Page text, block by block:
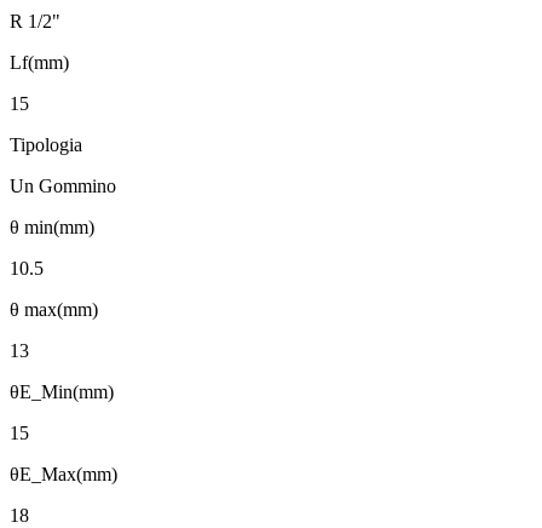
R 1/2"
Lf(mm)
15
Tipologia
Un Gommino
θ min(mm)
10.5
θ max(mm)
13
θE_Min(mm)
15
θE_Max(mm)
18